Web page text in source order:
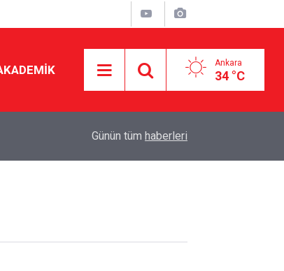
Ankara
34 °C
Uluslararası mezunlara ikamet kolaylığı! Süre 2
Günün tüm haberleri